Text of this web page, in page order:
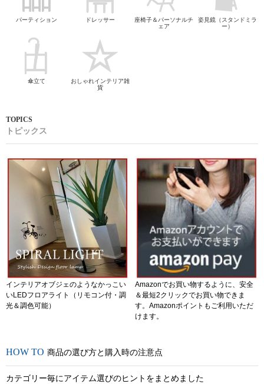
パーティション ドレッサー
座椅子＆パーソナルチ
ェア
姿見鏡（スタンドミラ
ー）
傘立て
おしゃれインテリア雑
貨
トピックス
インテリアオブジェのようなかっこい
いLEDフロアライト（リモコン付・調
光＆調色可能）
Amazonでお買い物するように、安全
＆最短2クリックでお買い物できま
す。Amazonポイントもご利用いただ
けます。
商品の選び方と購入時の注意点
カテゴリー毎にアイテム選びのヒントをまとめました